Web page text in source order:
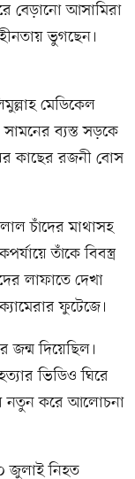
বেড়ানো আসামিরা
ভুগছেন।
মেডিকেল
ব্যস্ত সড়কে
কাছের রজনী বোস
চাঁদের মাথাসহ
তাঁকে বিবস্ত্র
লাফাতে দেখা
ফুটেজে।
জন্ম দিয়েছিল।
ভিডিও ঘিরে
নতুন করে আলোচনা
জুলাই নিহত